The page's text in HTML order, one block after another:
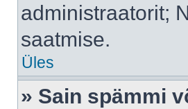
administraatorit;
saatmise.
Üles
» Sain spämmi